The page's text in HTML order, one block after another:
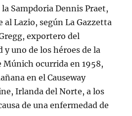
Sampdoria Dennis Praet,
Lazio, según La Gazzetta
exportero del
uno de los héroes de la
Múnich ocurrida en 1958,
en el Causeway
Irlanda del Norte, a los
de una enfermedad de